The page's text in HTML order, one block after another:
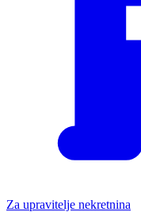
Za upravitelje nekretnina